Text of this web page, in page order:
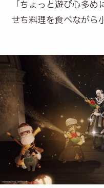
「ちょっと遊び心多
せち料理を食べながら